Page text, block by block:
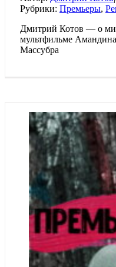
Рубрики: Премьеры,
Дмитрий Котов — о
мультфильме
Массубра